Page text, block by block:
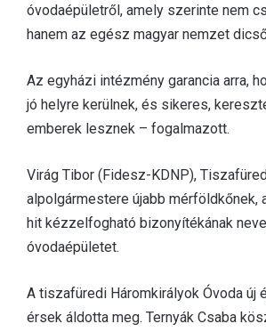
óvodaépületről, amely szerinte nem
hanem az egész magyar nemzet
Az egyházi intézmény garancia arra,
jó helyre kerülnek, és sikeres,
emberek lesznek – fogalmazott.
Virág Tibor (Fidesz-KDNP),
alpolgármestere újabb mérföldkőnek,
hit kézzelfogható bizonyítékának
óvodaépületet.
A tiszafüredi Háromkirályok Óvoda új
érsek áldotta meg. Ternyák Csaba